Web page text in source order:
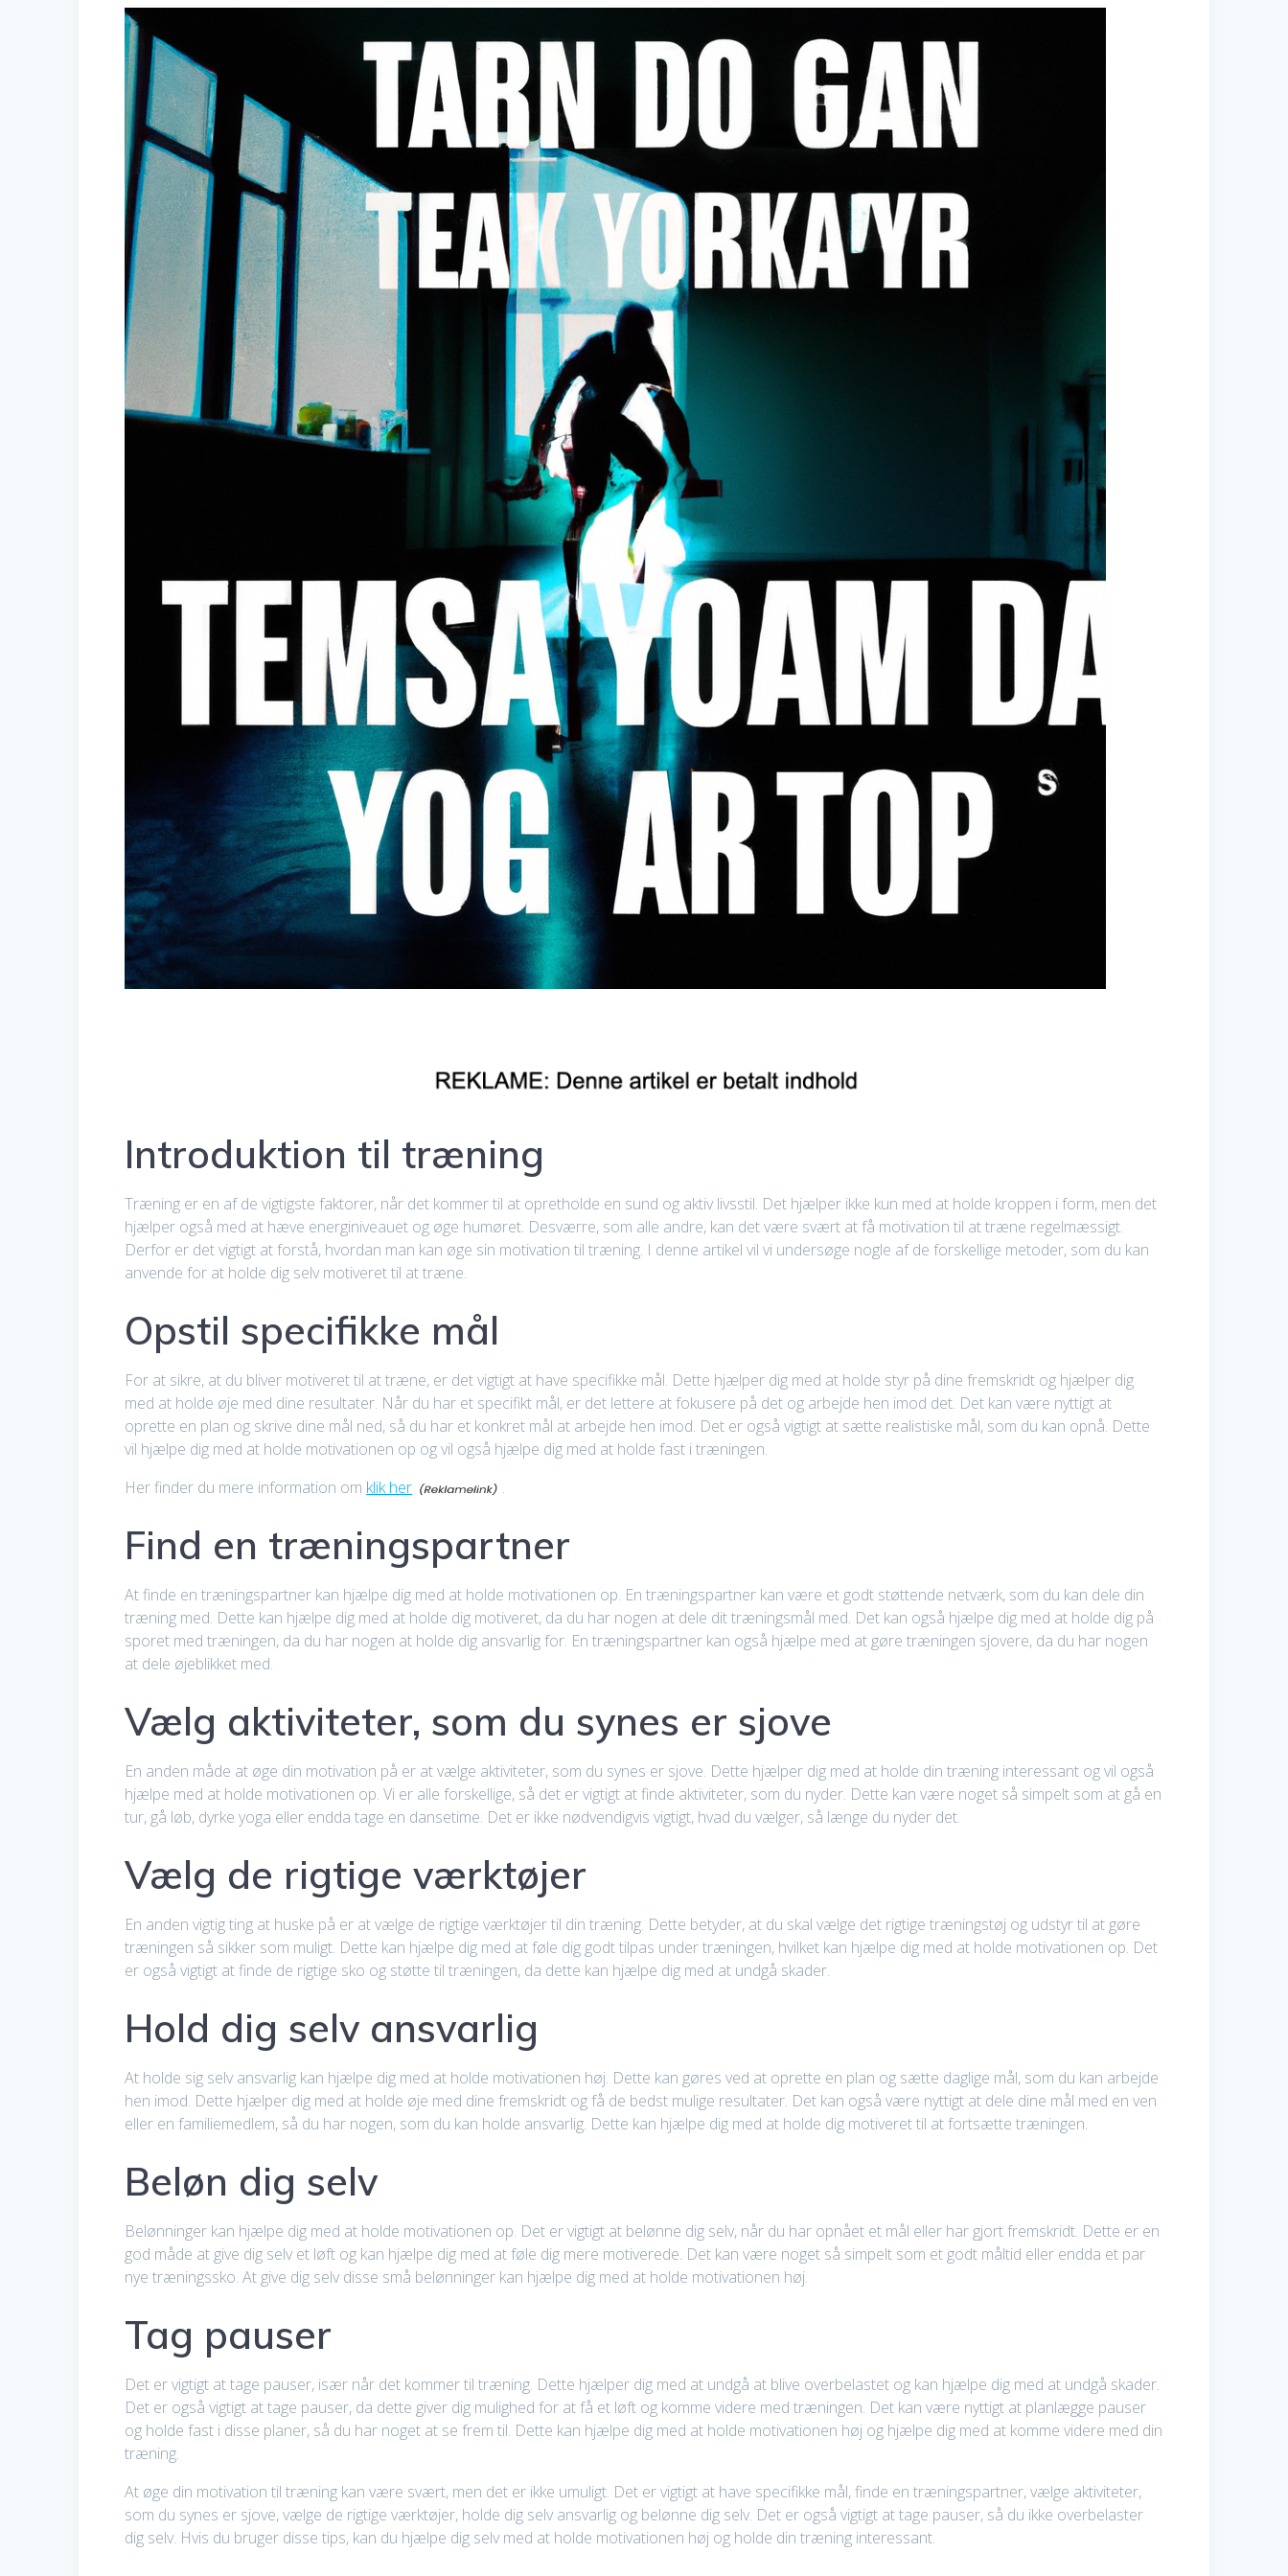
Introduktion til træning
Træning er en af de vigtigste faktorer, når det kommer til at opretholde en sund og aktiv livsstil. Det hjælper ikke kun med at holde kroppen i form, men det
hjælper også med at hæve energiniveauet og øge humøret. Desværre, som alle andre, kan det være svært at få motivation til at træne regelmæssigt.
Derfor er det vigtigt at forstå, hvordan man kan øge sin motivation til træning. I denne artikel vil vi undersøge nogle af de forskellige metoder, som du kan
anvende for at holde dig selv motiveret til at træne.
Opstil specifikke mål
For at sikre, at du bliver motiveret til at træne, er det vigtigt at have specifikke mål. Dette hjælper dig med at holde styr på dine fremskridt og hjælper dig
med at holde øje med dine resultater. Når du har et specifikt mål, er det lettere at fokusere på det og arbejde hen imod det. Det kan være nyttigt at
oprette en plan og skrive dine mål ned, så du har et konkret mål at arbejde hen imod. Det er også vigtigt at sætte realistiske mål, som du kan opnå. Dette
vil hjælpe dig med at holde motivationen op og vil også hjælpe dig med at holde fast i træningen.
Her finder du mere information om klik her .
Find en træningspartner
At finde en træningspartner kan hjælpe dig med at holde motivationen op. En træningspartner kan være et godt støttende netværk, som du kan dele din
træning med. Dette kan hjælpe dig med at holde dig motiveret, da du har nogen at dele dit træningsmål med. Det kan også hjælpe dig med at holde dig på
sporet med træningen, da du har nogen at holde dig ansvarlig for. En træningspartner kan også hjælpe med at gøre træningen sjovere, da du har nogen
at dele øjeblikket med.
Vælg aktiviteter, som du synes er sjove
En anden måde at øge din motivation på er at vælge aktiviteter, som du synes er sjove. Dette hjælper dig med at holde din træning interessant og vil også
hjælpe med at holde motivationen op. Vi er alle forskellige, så det er vigtigt at finde aktiviteter, som du nyder. Dette kan være noget så simpelt som at gå en
tur, gå løb, dyrke yoga eller endda tage en dansetime. Det er ikke nødvendigvis vigtigt, hvad du vælger, så længe du nyder det.
Vælg de rigtige værktøjer
En anden vigtig ting at huske på er at vælge de rigtige værktøjer til din træning. Dette betyder, at du skal vælge det rigtige træningstøj og udstyr til at gøre
træningen så sikker som muligt. Dette kan hjælpe dig med at føle dig godt tilpas under træningen, hvilket kan hjælpe dig med at holde motivationen op. Det
er også vigtigt at finde de rigtige sko og støtte til træningen, da dette kan hjælpe dig med at undgå skader.
Hold dig selv ansvarlig
At holde sig selv ansvarlig kan hjælpe dig med at holde motivationen høj. Dette kan gøres ved at oprette en plan og sætte daglige mål, som du kan arbejde
hen imod. Dette hjælper dig med at holde øje med dine fremskridt og få de bedst mulige resultater. Det kan også være nyttigt at dele dine mål med en ven
eller en familiemedlem, så du har nogen, som du kan holde ansvarlig. Dette kan hjælpe dig med at holde dig motiveret til at fortsætte træningen.
Beløn dig selv
Belønninger kan hjælpe dig med at holde motivationen op. Det er vigtigt at belønne dig selv, når du har opnået et mål eller har gjort fremskridt. Dette er en
god måde at give dig selv et løft og kan hjælpe dig med at føle dig mere motiverede. Det kan være noget så simpelt som et godt måltid eller endda et par
nye træningssko. At give dig selv disse små belønninger kan hjælpe dig med at holde motivationen høj.
Tag pauser
Det er vigtigt at tage pauser, især når det kommer til træning. Dette hjælper dig med at undgå at blive overbelastet og kan hjælpe dig med at undgå skader.
Det er også vigtigt at tage pauser, da dette giver dig mulighed for at få et løft og komme videre med træningen. Det kan være nyttigt at planlægge pauser
og holde fast i disse planer, så du har noget at se frem til. Dette kan hjælpe dig med at holde motivationen høj og hjælpe dig med at komme videre med din
træning.
At øge din motivation til træning kan være svært, men det er ikke umuligt. Det er vigtigt at have specifikke mål, finde en træningspartner, vælge aktiviteter,
som du synes er sjove, vælge de rigtige værktøjer, holde dig selv ansvarlig og belønne dig selv. Det er også vigtigt at tage pauser, så du ikke overbelaster
dig selv. Hvis du bruger disse tips, kan du hjælpe dig selv med at holde motivationen høj og holde din træning interessant.